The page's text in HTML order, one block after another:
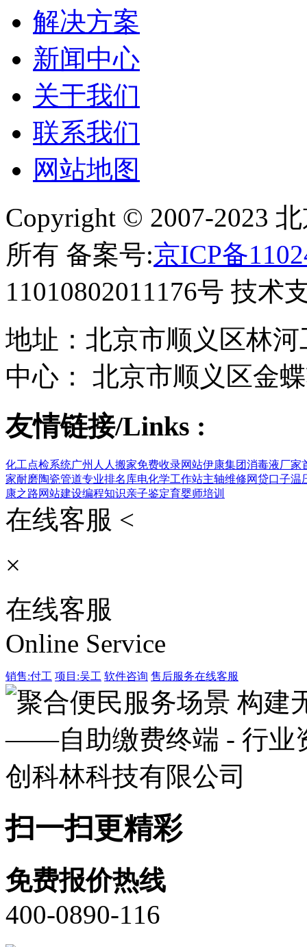
解决方案
新闻中心
关于我们
联系我们
网站地图
Copyright © 2007-2023
所有 备案号:京ICP备
11010802011176号 技术
地址：北京市顺义区林
中心： 北京市顺义区金
友情链接/Links :
化工点检系统广州人人搬家免费收录网站伊康集团消毒液厂家
家耐磨陶瓷管道专业排名库电化学工作站主轴维修网贷口子温
康之路网站建设编程知识亲子鉴定育婴师培训
在线客服 <
×
在线客服
Online Service
销售:付工 项目:吴工 软件咨询 售后服务在线客服
扫一扫更精彩
免费报价热线
400-0890-116